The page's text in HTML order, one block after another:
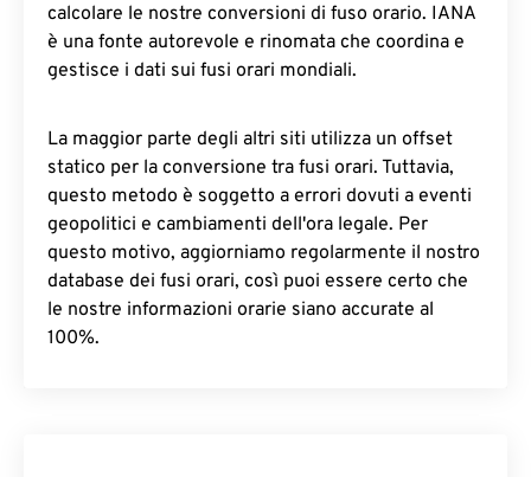
calcolare le nostre conversioni di fuso orario. IANA
è una fonte autorevole e rinomata che coordina e
gestisce i dati sui fusi orari mondiali.
La maggior parte degli altri siti utilizza un offset
statico per la conversione tra fusi orari. Tuttavia,
questo metodo è soggetto a errori dovuti a eventi
geopolitici e cambiamenti dell'ora legale. Per
questo motivo, aggiorniamo regolarmente il nostro
database dei fusi orari, così puoi essere certo che
le nostre informazioni orarie siano accurate al
100%.